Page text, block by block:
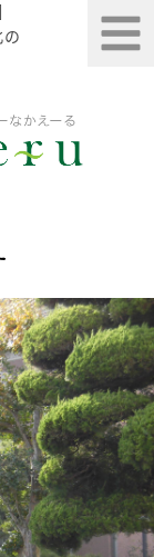
の